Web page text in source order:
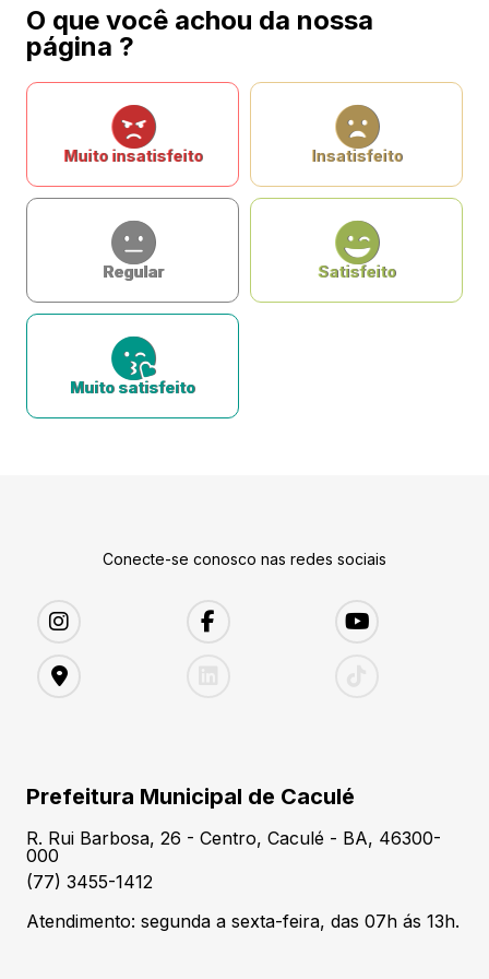
O que você achou da nossa
página ?
Muito insatisfeito Insatisfeito
Regular Satisfeito
Muito satisfeito
Conecte-se conosco nas redes sociais
Prefeitura Municipal de Caculé
R. Rui Barbosa, 26 - Centro, Caculé - BA, 46300-
000
(77) 3455-1412
Atendimento: segunda a sexta-feira, das 07h ás 13h.